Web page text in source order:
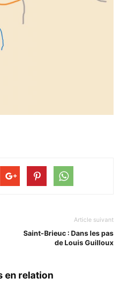
Article suivant
Saint-Brieuc : Dans les pas
de Louis Guilloux
en relation